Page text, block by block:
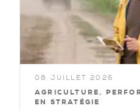
08 JUILLET 2026
AGRICULTURE,
EN STRATÉGIE